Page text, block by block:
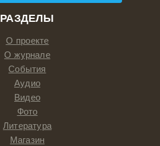
РАЗДЕЛЫ
О проекте
О журнале
События
Аудио
Видео
Фото
Литература
Магазин